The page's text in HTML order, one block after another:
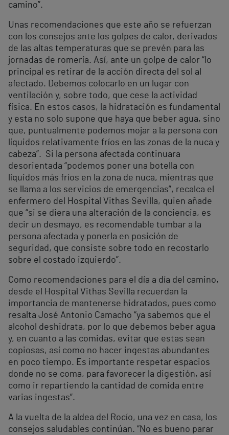
camino”.
Unas recomendaciones que este año se refuerzan
con los consejos ante los golpes de calor, derivados
de las altas temperaturas que se prevén para las
jornadas de romería. Así, ante un golpe de calor “lo
principal es retirar de la acción directa del sol al
afectado. Debemos colocarlo en un lugar con
ventilación y, sobre todo, que cese la actividad
física. En estos casos, la hidratación es fundamental
y esta no solo supone que haya que beber agua, sino
que, puntualmente podemos mojar a la persona con
líquidos relativamente fríos en las zonas de la nuca y
cabeza”. Si la persona afectada continuara
desorientada “podemos poner una botella con
líquidos más fríos en la zona de nuca, mientras que
se llama a los servicios de emergencias”, recalca el
enfermero del Hospital Vithas Sevilla, quien añade
que “si se diera una alteración de la conciencia, es
decir un desmayo, es recomendable tumbar a la
persona afectada y ponerla en posición de
seguridad, que consiste sobre todo en recostarlo
sobre el costado izquierdo”.
Como recomendaciones para el día a día del camino,
desde el Hospital Vithas Sevilla recuerdan la
importancia de mantenerse hidratados, pues como
resalta José Antonio Camacho “ya sabemos que el
alcohol deshidrata, por lo que debemos beber agua
y, en cuanto a las comidas, evitar que estas sean
copiosas, así como no hacer ingestas abundantes
en poco tiempo. Es importante respetar espacios
donde no se coma, para favorecer la digestión, así
como ir repartiendo la cantidad de comida entre
varias ingestas”.
A la vuelta de la aldea del Rocío, una vez en casa, los
consejos saludables continúan. “No es bueno parar